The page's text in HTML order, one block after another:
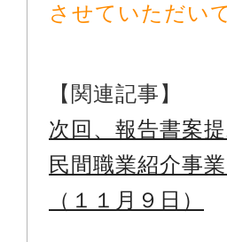
させていただい
【関連記事】
次回、報告書案
民間職業紹介事
（１１月９日）